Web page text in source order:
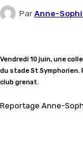
Par Anne-
Vendredi 10 juin, une
du stade St Symphorien.
club grenat.
Reportage Anne-